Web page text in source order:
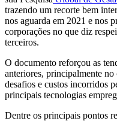
trazendo um recorte bem
nos aguarda em 2021 e nos
corporações no que diz
terceiros.
O documento reforçou as
anteriores, principalmente
desafios e custos incorridos
principais tecnologias
Dentre os principais pontos